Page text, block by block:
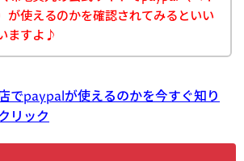
が使えるのかを確認されてみるといい
ますよ♪
でpaypalが使えるのかを今すぐ知り
リック